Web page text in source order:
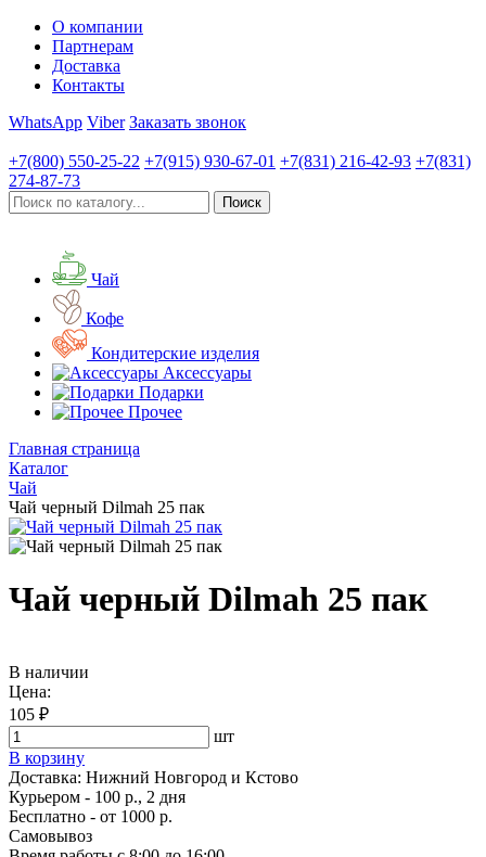
О компании
Партнерам
Доставка
Контакты
WhatsApp Viber Заказать звонок
+7(800) 550-25-22 +7(915) 930-67-01 +7(831) 216-42-93 +7(831)
274-87-73
Чай
Кофе
Кондитерские изделия
Аксессуары
Подарки
Прочее
Главная страница
Каталог
Чай
Чай черный Dilmah 25 пак
Чай черный Dilmah 25 пак
В наличии
Цена:
105 ₽
шт
В корзину
Доставка: Нижний Новгород и Кстово
Курьером - 100 р., 2 дня
Бесплатно - от 1000 р.
Самовывоз